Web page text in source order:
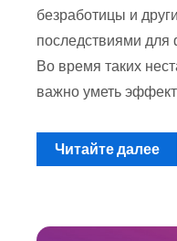
безработицы и
последствиями для
Во время таких
важно уметь
Читайте далее